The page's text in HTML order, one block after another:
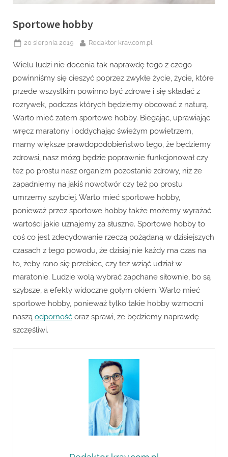
Sportowe hobby
Posted
20 sierpnia 2019 By
Redaktor krav.com.pl
Wielu ludzi nie docenia tak naprawdę tego z czego
powinniśmy się cieszyć poprzez zwykłe życie, życie, które
przede wszystkim powinno być zdrowe i się składać z
rozrywek, podczas których będziemy obcować z naturą.
Warto mieć zatem sportowe hobby. Biegając, uprawiając
wręcz maratony i oddychając świeżym powietrzem,
mamy większe prawdopodobieństwo tego, że będziemy
zdrowsi, nasz mózg będzie poprawnie funkcjonował czy
też po prostu nasz organizm pozostanie zdrowy, niż że
zapadniemy na jakiś nowotwór czy też po prostu
umrzemy szybciej. Warto mieć sportowe hobby,
ponieważ przez sportowe hobby także możemy wyrażać
wartości jakie uznajemy za słuszne. Sportowe hobby to
coś co jest zdecydowanie rzeczą pożądaną w dzisiejszych
czasach z tego powodu, że dzisiaj nie każdy ma czas na
to, żeby rano się przebiec, czy też wziąć udział w
maratonie. Ludzie wolą wybrać zapchane siłownie, bo są
szybsze, a efekty widoczne gołym okiem. Warto mieć
sportowe hobby, ponieważ tylko takie hobby wzmocni
naszą odporność oraz sprawi, że będziemy naprawdę
szczęśliwi.